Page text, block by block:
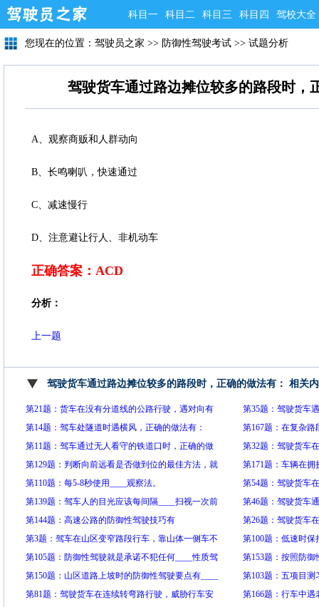
科目一 科目二 科目三 科目四 驾校大全
您现在的位置： 驾驶员之家 >> 防御性驾驶考试 >> 试题分析
驾驶货车通过路边摊位较多的路段时，
A、观察商贩和人群动向
B、长鸣喇叭，快速通过
C、减速慢行
D、注意避让行人、非机动车
正确答案：ACD
分析：
上一题
驾驶货车通过路边摊位较多的路段时，正确的做法有： 相关
第21题：货车在没有分道线的公路行驶，遇对向有
来车时，正确的做法有
第35题：驾驶货车
法有：
第14题：驾车处隧道时遇横风，正确的做法有：
第167题：在复杂
求，要放眼远方，
的车辆始终处于便
持适当的跟车距离。
第11题：驾车通过无人看守的铁道口时，正确的做
法有：
第32题：驾驶货车
有：
第129题：判断向前远看是否做到位的最佳方法，就
是查看我们在车道两线之间的距离是否____
第171题：车辆在
强行“加塞”,按照防
局，鸣喇叭警告，
第110题：每5-8秒使用____观察法。
第54题：驾驶货车
急车道内有小轿车
第139题：驾车人的目光应该每间隔____扫视一次前
方，每间隔____扫视一次后方，这样做是为保持警
觉和行进中注意到任何物体或车辆
第46题：驾驶货车
您应该怎么做?
第144题：高速公路的防御性驾驶技巧有
第26题：驾驶货车
动系统出现异常，
第3题：驾车在山区变窄路段行车，靠山体一侧车不
让行时应该怎么办?
第100题：低速时
____的跟车距离。
第105题：防御性驾驶就是承诺不犯任何____性质驾
驶错误的行为。
第153题：按照防
夜间在窄路、窄桥
灯。
第150题：山区道路上坡时的防御性驾驶要点有____
第103题：五项目测
第81题：驾驶货车在连续转弯路行驶，威胁行车安
第166题：行车中